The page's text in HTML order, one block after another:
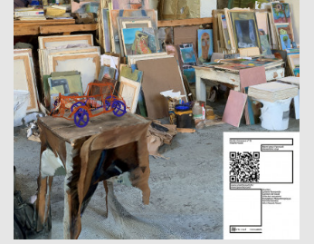
Balmer Hählen
2021
Fabienne Levy – Romane De Watteville
Herendi Artemisio CH
2021
Formafantasma: Cambio – Baum, Holz, Mensch
Jonathan Blaschke, Bruno Jacoby D
2021
Kohlswat Season 2